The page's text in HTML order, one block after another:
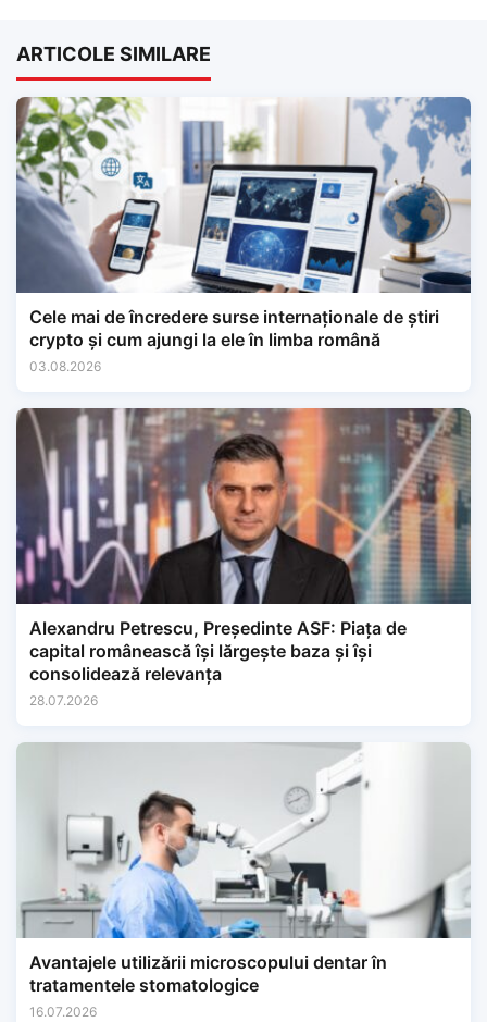
ARTICOLE SIMILARE
Cele mai de încredere surse internaționale de știri
crypto și cum ajungi la ele în limba română
03.08.2026
Alexandru Petrescu, Președinte ASF: Piața de
capital românească își lărgește baza și își
consolidează relevanța
28.07.2026
Avantajele utilizării microscopului dentar în
tratamentele stomatologice
16.07.2026